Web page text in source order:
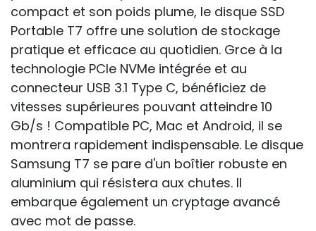
compact et son poids plume, le disque SSD
Portable T7 offre une solution de stockage
pratique et efficace au quotidien. Grce à la
technologie PCIe NVMe intégrée et au
connecteur USB 3.1 Type C, bénéficiez de
vitesses supérieures pouvant atteindre 10
Gb/s ! Compatible PC, Mac et Android, il se
montrera rapidement indispensable. Le disque
Samsung T7 se pare d'un boîtier robuste en
aluminium qui résistera aux chutes. Il
embarque également un cryptage avancé
avec mot de passe.